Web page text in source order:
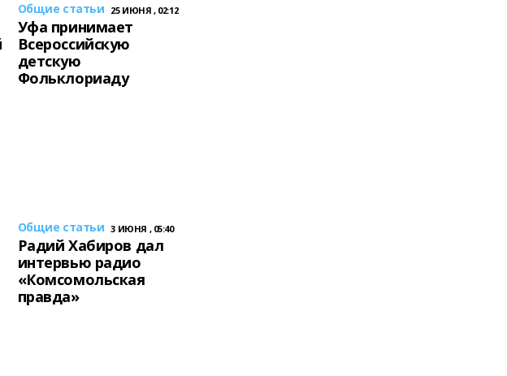
Общие статьи 25 ИЮНЯ , 02:12
Уфа принимает
Всероссийскую
детскую
Фольклориаду
Общие статьи 3 ИЮНЯ , 05:40
Радий Хабиров дал
интервью радио
«Комсомольская
правда»